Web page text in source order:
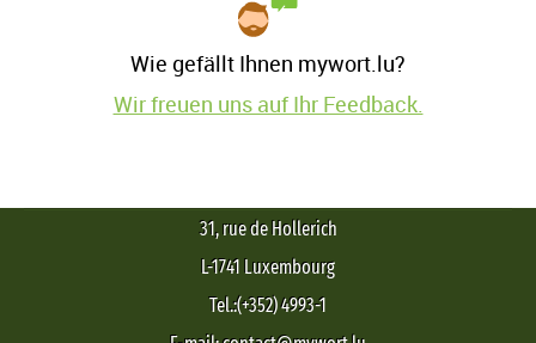
Wie gefällt Ihnen mywort.lu?
Wir freuen uns auf Ihr Feedback.
31, rue de Hollerich
L-1741 Luxembourg
Tel.:(+352) 4993-1